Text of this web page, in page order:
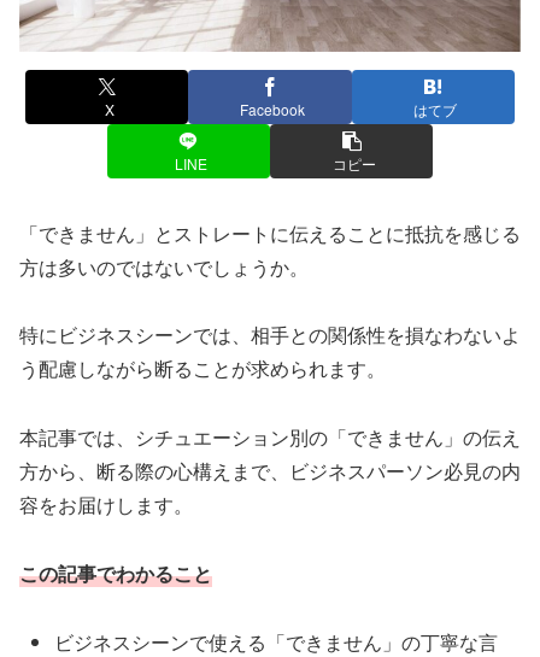
X Facebook はてブ
LINE コピー
「できません」とストレートに伝えることに抵抗を感じる
方は多いのではないでしょうか。
特にビジネスシーンでは、相手との関係性を損なわないよ
う配慮しながら断ることが求められます。
本記事では、シチュエーション別の「できません」の伝え
方から、断る際の心構えまで、ビジネスパーソン必見の内
容をお届けします。
この記事でわかること
ビジネスシーンで使える「できません」の丁寧な言